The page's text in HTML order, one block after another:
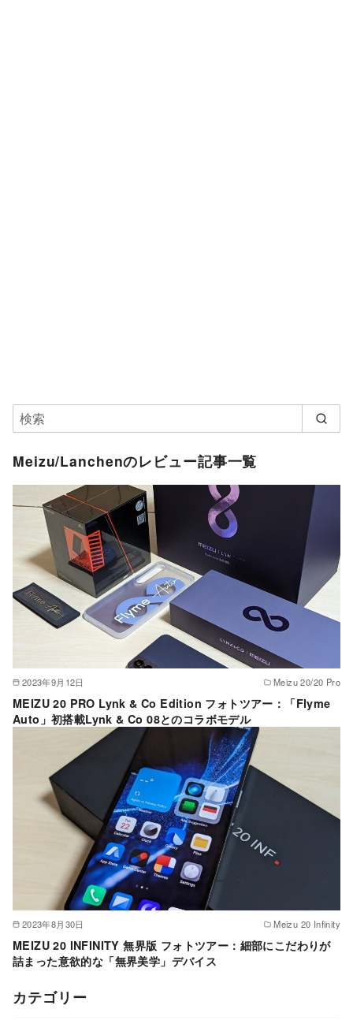
Meizu/Lanchenのレビュー記事一覧
2023年9月12日 Meizu 20/20 Pro
MEIZU 20 PRO Lynk & Co Edition フォトツアー：「Flyme
Auto」初搭載Lynk & Co 08とのコラボモデル
2023年8月30日 Meizu 20 Infinity
MEIZU 20 INFINITY 無界版 フォトツアー：細部にこだわりが
詰まった意欲的な「無界美学」デバイス
カテゴリー